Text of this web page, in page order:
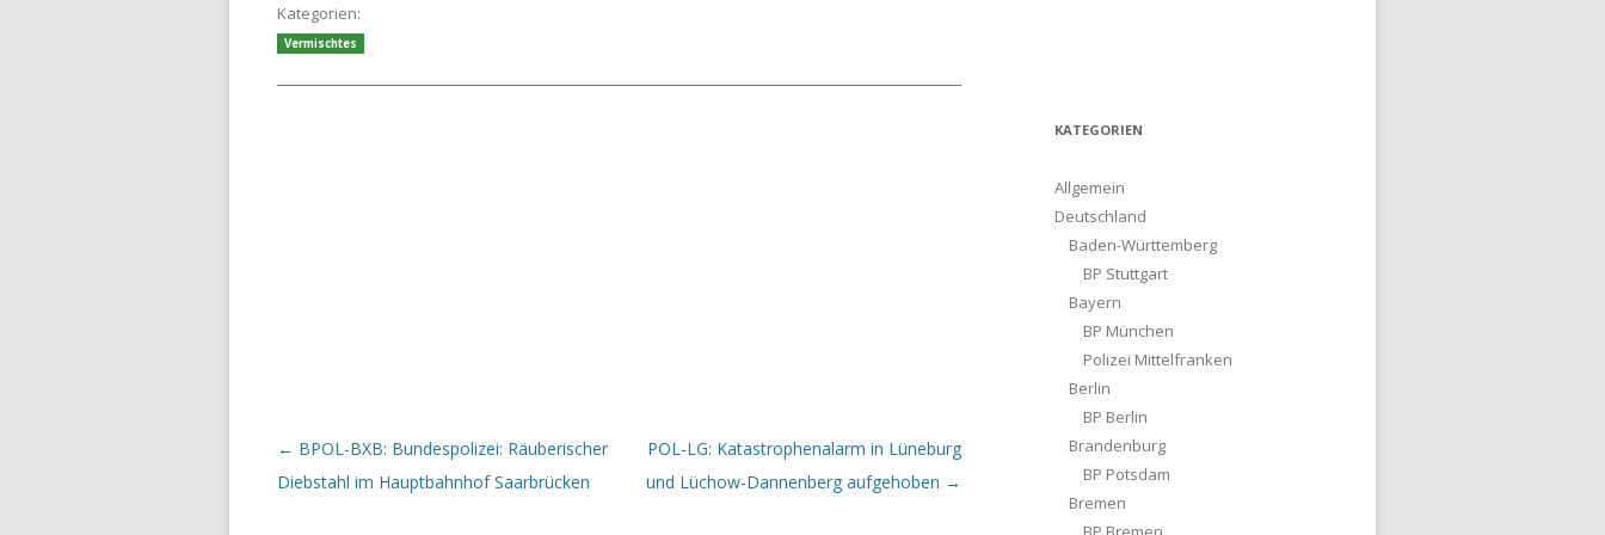
Kategorien:
Vermischtes
Beitrags-Navigation
← BPOL-BXB: Bundespolizei: Räuberischer
Diebstahl im Hauptbahnhof Saarbrücken
POL-LG: Katastrophenalarm in Lüneburg
und Lüchow-Dannenberg aufgehoben →
KATEGORIEN
Allgemein
Deutschland
Baden-Württemberg
BP Stuttgart
Bayern
BP München
Polizei Mittelfranken
Berlin
BP Berlin
Brandenburg
BP Potsdam
Bremen